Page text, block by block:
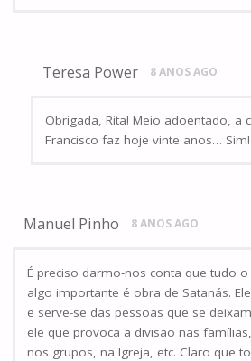
Teresa Power 8 ANOS AGO
Obrigada, Rita! Meio adoentado, a
Francisco faz hoje vinte anos… Sim!
Manuel Pinho 8 ANOS AGO
É preciso darmo-nos conta que tudo
algo importante é obra de Satanás.
e serve-se das pessoas que se
ele que provoca a divisão nas
nos grupos, na Igreja, etc. Claro que